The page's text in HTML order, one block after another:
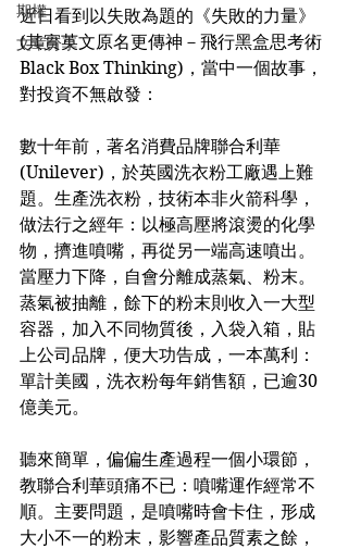
期權
文章分享
近日看到以失敗為題的《失敗的力量》
(其實英文原名更傳神－飛行黑盒思考術
Black Box Thinking)，當中一個故事，
對投資不無啟發：
數十年前，著名消費品牌聯合利華
(Unilever)，於英國洗衣粉工廠遇上難
題。生產洗衣粉，技術本非火箭科學，
做法行之經年：以極高壓將滾燙的化學
物，擠進噴嘴，再從另一端高速噴出。
當壓力下降，自會分離成蒸氣、粉末。
蒸氣被抽離，餘下的粉末則收入一大型
容器，加入不同物質後，入袋入箱，貼
上公司品牌，便大功告成，一本萬利：
單計美國，洗衣粉每年銷售額，已逾30
億美元。
聽來簡單，偏偏生產過程一個小環節，
教聯合利華頭痛不已：噴嘴運作經常不
順。主要問題，是噴嘴時會卡住，形成
大小不一的粉末，影響產品質素之餘，